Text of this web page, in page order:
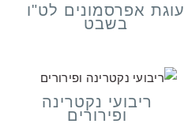
עוגת אפרסמונים לט"ו
בשבט
ריבועי נקטרינה
ופירורים